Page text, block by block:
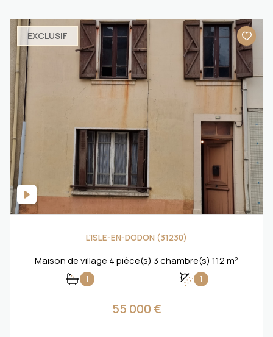
EXCLUSIF
L'ISLE-EN-DODON (31230)
Maison de village 4 pièce(s) 3 chambre(s) 112 m²
1 1
55 000 €